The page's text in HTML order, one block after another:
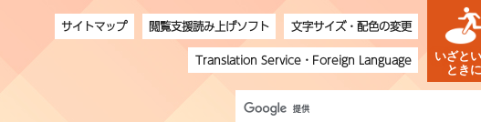
サイトマップ 閲覧支援読み上げソフト
文字サイズ・配色の変更
Translation Service・ Foreign Language
いざと
ときに